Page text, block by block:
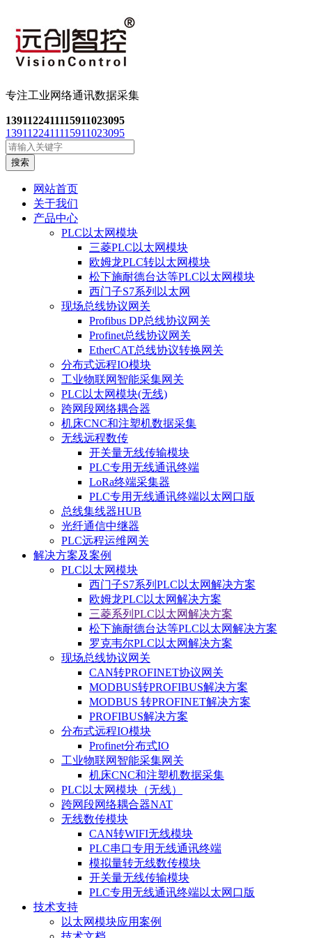
专注工业网络通讯数据采集
1391122411115911023095
1391122411115911023095
搜索
网站首页
关于我们
产品中心
PLC以太网模块
三菱PLC以太网模块
欧姆龙PLC转以太网模块
松下施耐德台达等PLC以太网模块
西门子S7系列以太网
现场总线协议网关
Profibus DP总线协议网关
Profinet总线协议网关
EtherCAT总线协议转换网关
分布式远程IO模块
工业物联网智能采集网关
PLC以太网模块(无线)
跨网段网络耦合器
机床CNC和注塑机数据采集
无线远程数传
开关量无线传输模块
PLC专用无线通讯终端
LoRa终端采集器
PLC专用无线通讯终端以太网口版
总线集线器HUB
光纤通信中继器
PLC远程运维网关
解决方案及案例
PLC以太网模块
西门子S7系列PLC以太网解决方案
欧姆龙PLC以太网解决方案
三菱系列PLC以太网解决方案
松下施耐德台达等PLC以太网解决方案
罗克韦尔PLC以太网解决方案
现场总线协议网关
CAN转PROFINET协议网关
MODBUS转PROFIBUS解决方案
MODBUS 转PROFINET解决方案
PROFIBUS解决方案
分布式远程IO模块
Profinet分布式IO
工业物联网智能采集网关
机床CNC和注塑机数据采集
PLC以太网模块（无线）
跨网段网络耦合器NAT
无线数传模块
CAN转WIFI无线模块
PLC串口专用无线通讯终端
模拟量转无线数传模块
开关量无线传输模块
PLC专用无线通讯终端以太网口版
技术支持
以太网模块应用案例